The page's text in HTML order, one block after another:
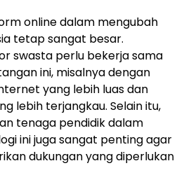
online dalam mengubah
tetap sangat besar.
swasta perlu bekerja sama
ini, misalnya dengan
yang lebih luas dan
lebih terjangkau. Selain itu,
tenaga pendidik dalam
ini juga sangat penting agar
dukungan yang diperlukan